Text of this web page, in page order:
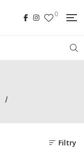
0
/
Filtry